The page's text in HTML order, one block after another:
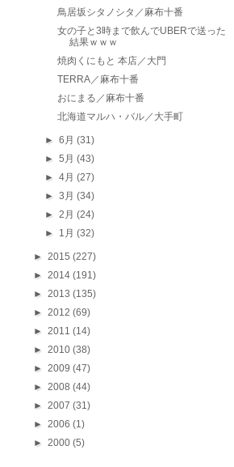
鳥居坂シタノシタ／麻布十番
女の子と3時まで飲んでUBERで送った
結果ｗｗｗ
焼肉くにもと 本店／大門
TERRA／麻布十番
おにまる／麻布十番
北海道マルハ・バル／大手町
►6月(31)
►5月(43)
►4月(27)
►3月(34)
► 2月(24)
► 1月(32)
► 2015 (227)
► 2014 (191)
► 2013 (135)
► 2012 (69)
► 2011 (14)
► 2010 (38)
► 2009 (47)
► 2008 (44)
► 2007 (31)
► 2006 (1)
► 2000 (5)